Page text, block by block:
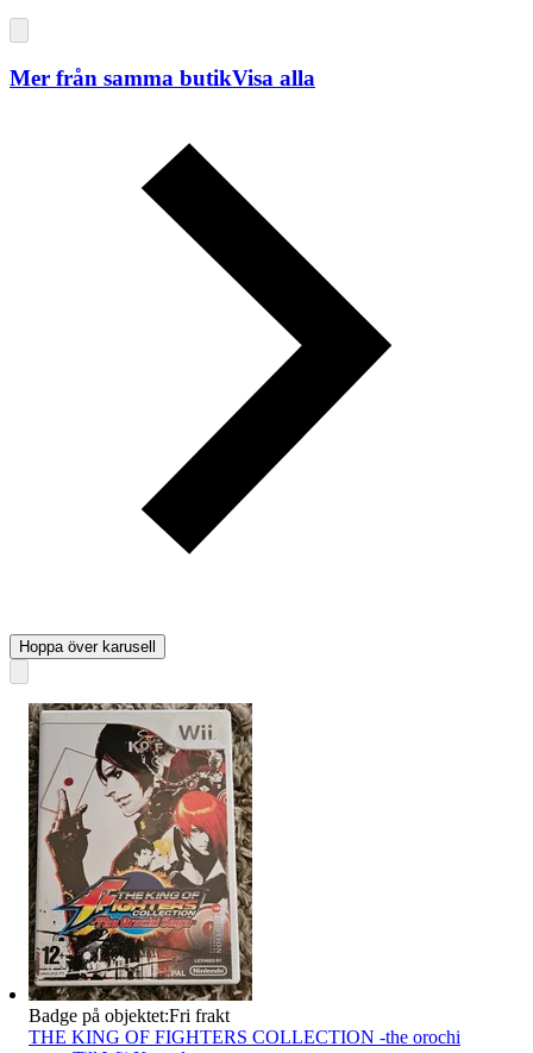
Mer från samma butikVisa alla
Hoppa över karusell
Badge på objektet:Fri frakt
THE KING OF FIGHTERS COLLECTION -the orochi